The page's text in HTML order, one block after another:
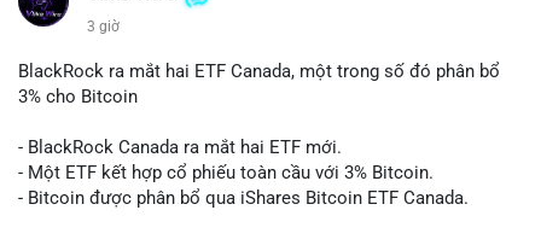
📰 Nguồn: Cointelegraph
3 giờ
BlackRock ra mắt hai ETF Canada, một trong số đó phân bổ
3% cho Bitcoin
- BlackRock Canada ra mắt hai ETF mới.
- Một ETF kết hợp cổ phiếu toàn cầu với 3% Bitcoin.
- Bitcoin được phân bổ qua iShares Bitcoin ETF Canada.